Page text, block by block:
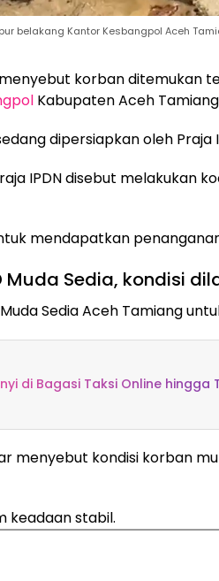
belakang Kantor Kesbangpol Aceh
korban ditemukan
Kabupaten Aceh
dipersiapkan oleh Praja
IPDN disebut melakukan
mendapatkan
Muda Sedia, kondisi
Sedia Aceh Tamiang
di Bagasi Taksi Online hingga
menyebut kondisi korban
keadaan stabil.